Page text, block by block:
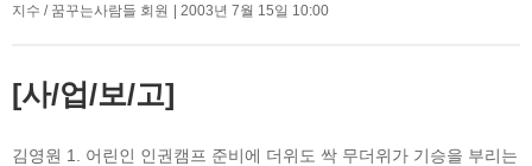
지수 / 꿈꾸는사람들 회원 2003년 7월 15일 10:00
[사/업/보/고]
김영원 1. 어린인 인권캠프 준비에 더위도 싹 무더위가 기승을 부리는